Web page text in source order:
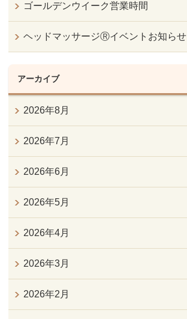
ゴールデンウイーク営業時間
ヘッドマッサージⓇイベントお知らせ
アーカイブ
2026年8月
2026年7月
2026年6月
2026年5月
2026年4月
2026年3月
2026年2月